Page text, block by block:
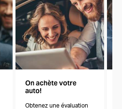
On achète votre
auto!
Obtenez une évaluation